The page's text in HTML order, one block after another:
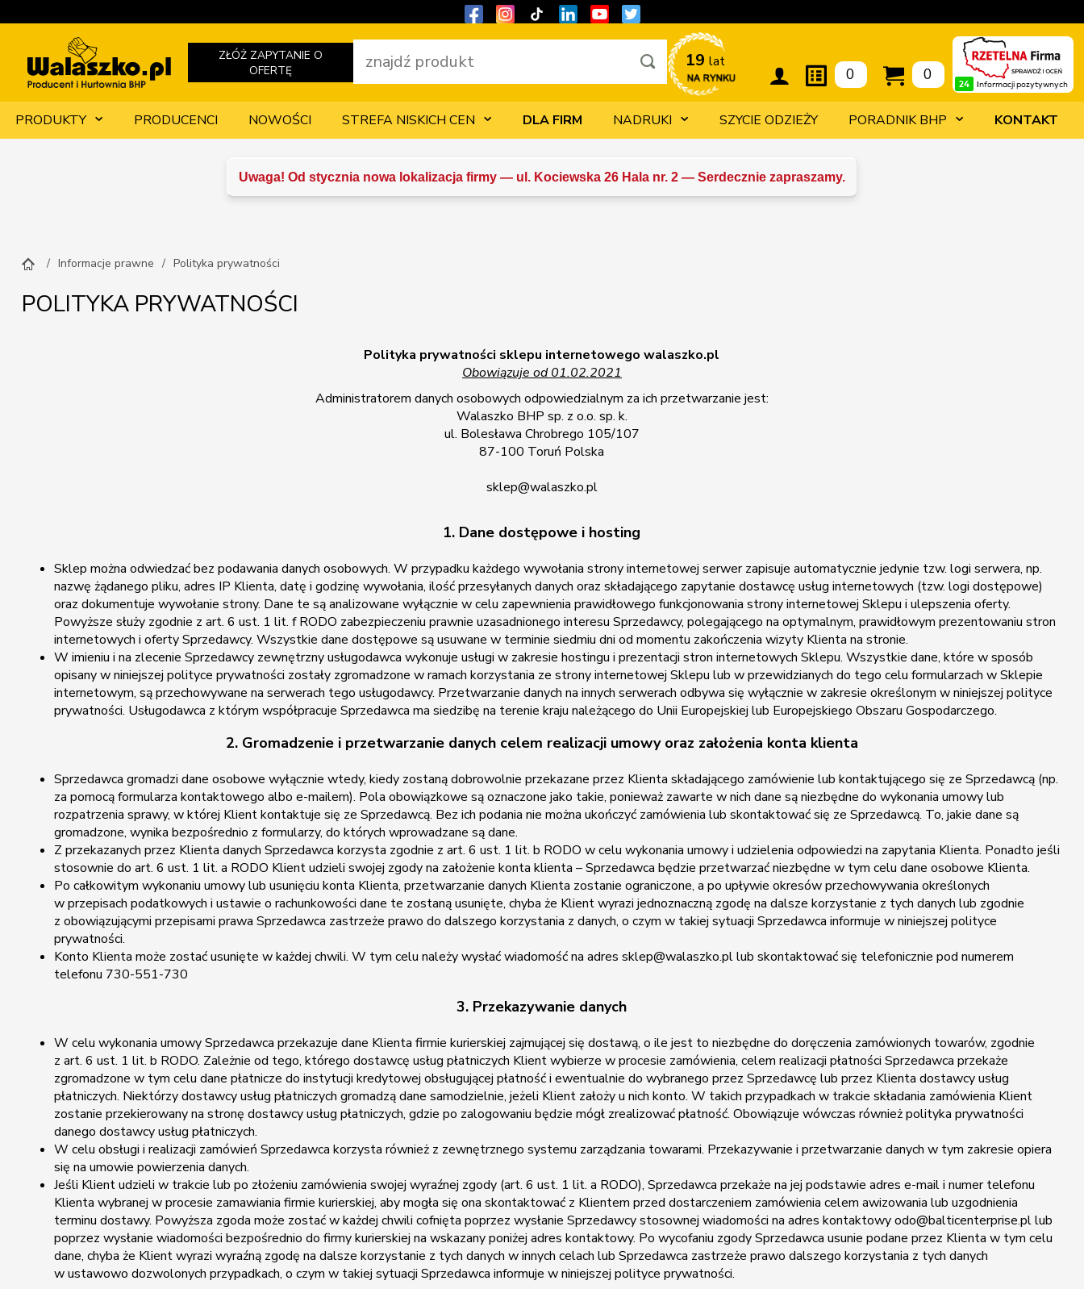
ZŁÓŻ ZAPYTANIE O
OFERTĘ
19 lat
0 0
PRODUKTY PRODUCENCI NOWOŚCI STREFA NISKICH CEN DLA FIRM NADRUKI SZYCIE ODZIEŻY PORADNIK BHP KONTAKT
Uwaga! Od stycznia nowa lokalizacja firmy — ul. Kociewska 26 Hala nr. 2 — Serdecznie zapraszamy.
Informacje prawne Polityka prywatności
POLITYKA PRYWATNOŚCI
Polityka prywatności sklepu internetowego walaszko.pl
Obowiązuje od 01.02.2021
Administratorem danych osobowych odpowiedzialnym za ich przetwarzanie jest:
Walaszko BHP sp. z o.o. sp. k.
ul. Bolesława Chrobrego 105/107
87-100 Toruń Polska
sklep@walaszko.pl
1. Dane dostępowe i hosting
Sklep można odwiedzać bez podawania danych osobowych. W przypadku każdego wywołania strony internetowej serwer zapisuje automatycznie jedynie tzw. logi serwera, np.
nazwę żądanego pliku, adres IP Klienta, datę i godzinę wywołania, ilość przesyłanych danych oraz składającego zapytanie dostawcę usług internetowych (tzw. logi dostępowe)
oraz dokumentuje wywołanie strony. Dane te są analizowane wyłącznie w celu zapewnienia prawidłowego funkcjonowania strony internetowej Sklepu i ulepszenia oferty.
Powyższe służy zgodnie z art. 6 ust. 1 lit. f RODO zabezpieczeniu prawnie uzasadnionego interesu Sprzedawcy, polegającego na optymalnym, prawidłowym prezentowaniu stron
internetowych i oferty Sprzedawcy. Wszystkie dane dostępowe są usuwane w terminie siedmiu dni od momentu zakończenia wizyty Klienta na stronie.
W imieniu i na zlecenie Sprzedawcy zewnętrzny usługodawca wykonuje usługi w zakresie hostingu i prezentacji stron internetowych Sklepu. Wszystkie dane, które w sposób
opisany w niniejszej polityce prywatności zostały zgromadzone w ramach korzystania ze strony internetowej Sklepu lub w przewidzianych do tego celu formularzach w Sklepie
internetowym, są przechowywane na serwerach tego usługodawcy. Przetwarzanie danych na innych serwerach odbywa się wyłącznie w zakresie określonym w niniejszej polityce
prywatności. Usługodawca z którym współpracuje Sprzedawca ma siedzibę na terenie kraju należącego do Unii Europejskiej lub Europejskiego Obszaru Gospodarczego.
2. Gromadzenie i przetwarzanie danych celem realizacji umowy oraz założenia konta klienta
Sprzedawca gromadzi dane osobowe wyłącznie wtedy, kiedy zostaną dobrowolnie przekazane przez Klienta składającego zamówienie lub kontaktującego się ze Sprzedawcą (np.
za pomocą formularza kontaktowego albo e-mailem). Pola obowiązkowe są oznaczone jako takie, ponieważ zawarte w nich dane są niezbędne do wykonania umowy lub
rozpatrzenia sprawy, w której Klient kontaktuje się ze Sprzedawcą. Bez ich podania nie można ukończyć zamówienia lub skontaktować się ze Sprzedawcą. To, jakie dane są
gromadzone, wynika bezpośrednio z formularzy, do których wprowadzane są dane.
Z przekazanych przez Klienta danych Sprzedawca korzysta zgodnie z art. 6 ust. 1 lit. b RODO w celu wykonania umowy i udzielenia odpowiedzi na zapytania Klienta. Ponadto jeśli
stosownie do art. 6 ust. 1 lit. a RODO Klient udzieli swojej zgody na założenie konta klienta – Sprzedawca będzie przetwarzać niezbędne w tym celu dane osobowe Klienta.
Po całkowitym wykonaniu umowy lub usunięciu konta Klienta, przetwarzanie danych Klienta zostanie ograniczone, a po upływie okresów przechowywania określonych
w przepisach podatkowych i ustawie o rachunkowości dane te zostaną usunięte, chyba że Klient wyrazi jednoznaczną zgodę na dalsze korzystanie z tych danych lub zgodnie
z obowiązującymi przepisami prawa Sprzedawca zastrzeże prawo do dalszego korzystania z danych, o czym w takiej sytuacji Sprzedawca informuje w niniejszej polityce
prywatności.
Konto Klienta może zostać usunięte w każdej chwili. W tym celu należy wysłać wiadomość na adres sklep@walaszko.pl lub skontaktować się telefonicznie pod numerem
telefonu 730-551-730
3. Przekazywanie danych
W celu wykonania umowy Sprzedawca przekazuje dane Klienta firmie kurierskiej zajmującej się dostawą, o ile jest to niezbędne do doręczenia zamówionych towarów, zgodnie
z art. 6 ust. 1 lit. b RODO. Zależnie od tego, którego dostawcę usług płatniczych Klient wybierze w procesie zamówienia, celem realizacji płatności Sprzedawca przekaże
zgromadzone w tym celu dane płatnicze do instytucji kredytowej obsługującej płatność i ewentualnie do wybranego przez Sprzedawcę lub przez Klienta dostawcy usług
płatniczych. Niektórzy dostawcy usług płatniczych gromadzą dane samodzielnie, jeżeli Klient założy u nich konto. W takich przypadkach w trakcie składania zamówienia Klient
zostanie przekierowany na stronę dostawcy usług płatniczych, gdzie po zalogowaniu będzie mógł zrealizować płatność. Obowiązuje wówczas również polityka prywatności
danego dostawcy usług płatniczych.
W celu obsługi i realizacji zamówień Sprzedawca korzysta również z zewnętrznego systemu zarządzania towarami. Przekazywanie i przetwarzanie danych w tym zakresie opiera
się na umowie powierzenia danych.
Jeśli Klient udzieli w trakcie lub po złożeniu zamówienia swojej wyraźnej zgody (art. 6 ust. 1 lit. a RODO), Sprzedawca przekaże na jej podstawie adres e-mail i numer telefonu
Klienta wybranej w procesie zamawiania firmie kurierskiej, aby mogła się ona skontaktować z Klientem przed dostarczeniem zamówienia celem awizowania lub uzgodnienia
terminu dostawy. Powyższa zgoda może zostać w każdej chwili cofnięta poprzez wysłanie Sprzedawcy stosownej wiadomości na adres kontaktowy odo@balticenterprise.pl lub
poprzez wysłanie wiadomości bezpośrednio do firmy kurierskiej na wskazany poniżej adres kontaktowy. Po wycofaniu zgody Sprzedawca usunie podane przez Klienta w tym celu
dane, chyba że Klient wyrazi wyraźną zgodę na dalsze korzystanie z tych danych w innych celach lub Sprzedawca zastrzeże prawo dalszego korzystania z tych danych
w ustawowo dozwolonych przypadkach, o czym w takiej sytuacji Sprzedawca informuje w niniejszej polityce prywatności.